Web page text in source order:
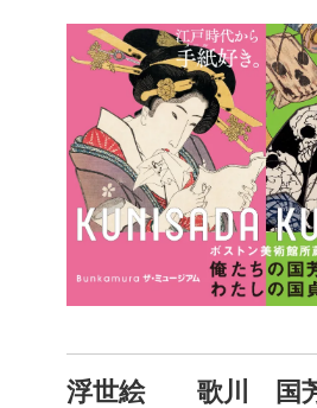
浮世絵 歌川 国